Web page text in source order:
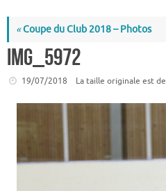
«Coupe du Club 2018 – Photos
IMG_5972
19/07/2018 La taille originale est de